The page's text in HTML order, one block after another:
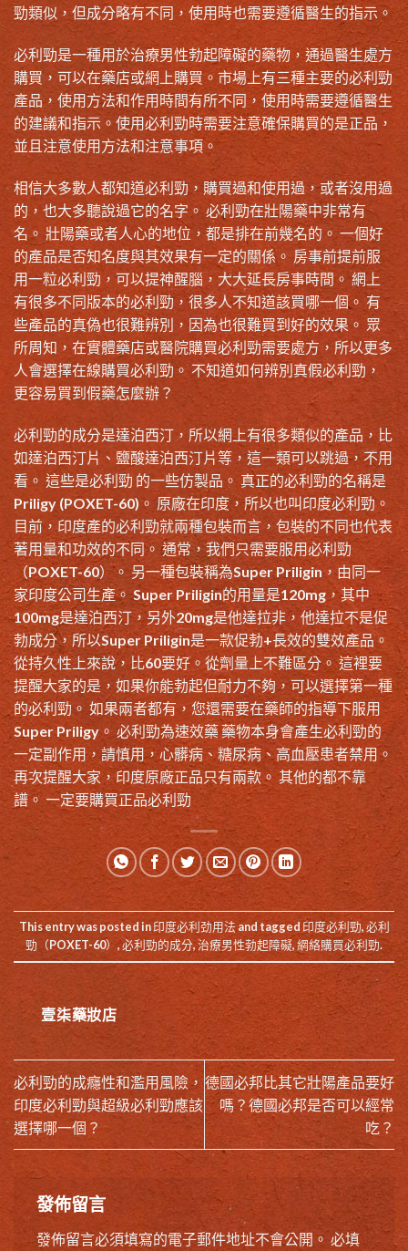
勁類似，但成分略有不同，使用時也需要遵循醫生的指示。
必利勁是一種用於治療男性勃起障礙的藥物，通過醫生處方
購買，可以在藥店或網上購買。市場上有三種主要的必利勁
產品，使用方法和作用時間有所不同，使用時需要遵循醫生
的建議和指示。使用必利勁時需要注意確保購買的是正品，
並且注意使用方法和注意事項。
相信大多數人都知道必利勁，購買過和使用過，或者沒用過
的，也大多聽說過它的名字。 必利勁在壯陽藥中非常有
名。 壯陽藥或者人心的地位，都是排在前幾名的。 一個好
的產品是否知名度與其效果有一定的關係。 房事前提前服
用一粒必利勁，可以提神醒腦，大大延長房事時間。 網上
有很多不同版本的必利勁，很多人不知道該買哪一個。 有
些產品的真偽也很難辨別，因為也很難買到好的效果。 眾
所周知，在實體藥店或醫院購買必利勁需要處方，所以更多
人會選擇在線購買必利勁 。 不知道如何辨別真假必利勁 ，
更容易買到假藥怎麼辦？
必利勁的成分是達泊西汀，所以網上有很多類似的產品，比
如達泊西汀片、鹽酸達泊西汀片等，這一類可以跳過，不用
看。 這些是必利勁 的一些仿製品。 真正的必利勁的名稱是
Priligy (POXET-60)。 原廠在印度，所以也叫印度必利勁。
目前，印度產的必利勁就兩種包裝而言，包裝的不同也代表
著用量和功效的不同。 通常，我們只需要服用必利勁
（POXET-60）。 另一種包裝稱為Super Priligin，由同一
家印度公司生產。 Super Priligin的用量是120mg，其中
100mg是達泊西汀，另外20mg是他達拉非，他達拉不是促
勃成分，所以Super Priligin是一款促勃+長效的雙效產品。
從持久性上來說，比60要好。從劑量上不難區分。 這裡要
提醒大家的是，如果你能勃起但耐力不夠，可以選擇第一種
的必利勁。 如果兩者都有，您還需要在藥師的指導下服用
Super Priligy。 必利勁為速效藥 藥物本身會產生必利勁的
一定副作用，請慎用，心髒病、糖尿病、高血壓患者禁用。
再次提醒大家，印度原廠正品只有兩款。 其他的都不靠
譜。 一定要購買正品必利勁
This entry was posted in印度必利劲用法 and tagged 印度必利勁,必利
勁（POXET-60） ,必利勁的成分,治療男性勃起障礙,網絡購買必利勁.
壹柒藥妝店
必利勁的成癮性和濫用風險，
印度必利勁與超級必利勁應該
選擇哪一個？
德國必邦比其它壯陽產品要好
嗎？德國必邦是否可以經常
吃？
發佈留言
發佈留言必須填寫的電子郵件地址不會公開。 必填